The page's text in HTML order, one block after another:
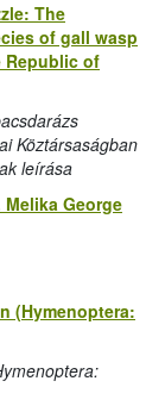
The
of gall wasp
Republic of
Köztársaságban
leírása
Melika George
(Hymenoptera: